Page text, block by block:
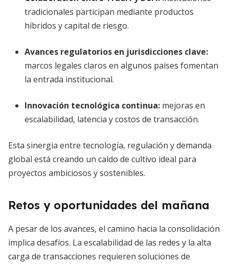
tradicionales participan mediante productos
híbridos y capital de riesgo.
Avances regulatorios en jurisdicciones clave:
marcos legales claros en algunos países fomentan
la entrada institucional.
Innovación tecnológica continua: mejoras en
escalabilidad, latencia y costos de transacción.
Esta sinergia entre tecnología, regulación y demanda
global está creando un caldo de cultivo ideal para
proyectos ambiciosos y sostenibles.
Retos y oportunidades del mañana
A pesar de los avances, el camino hacia la consolidación
implica desafíos. La escalabilidad de las redes y la alta
carga de transacciones requieren soluciones de